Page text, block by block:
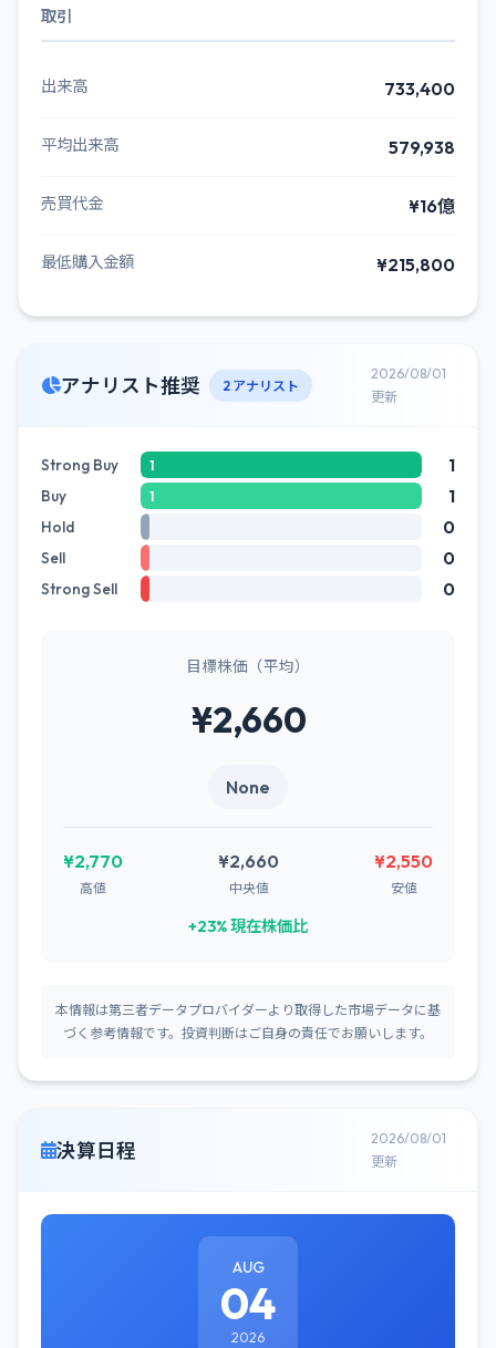
取引
出来高 733,400
平均出来高 579,938
売買代金 ¥16億
最低購入金額 ¥215,800
アナリスト推奨 2 アナリスト
2026/08/01
更新
Strong Buy 1 1
Buy 1 1
Hold 0
Sell 0
Strong Sell 0
目標株価（平均）
¥2,660
None
¥2,770
高値
¥2,660
中央値
¥2,550
安値
+23% 現在株価比
本情報は第三者データプロバイダーより取得した市場データに基
づく参考情報です。投資判断はご自身の責任でお願いします。
決算日程
2026/08/01
更新
AUG
04
2026